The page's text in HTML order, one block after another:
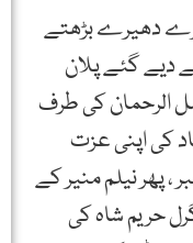
دھیرے بڑھتے
دیے گئے پلان
الرحمان کی طرف
کی اپنی عزت
پھر نیلم منیر کے
حریم شاہ کی